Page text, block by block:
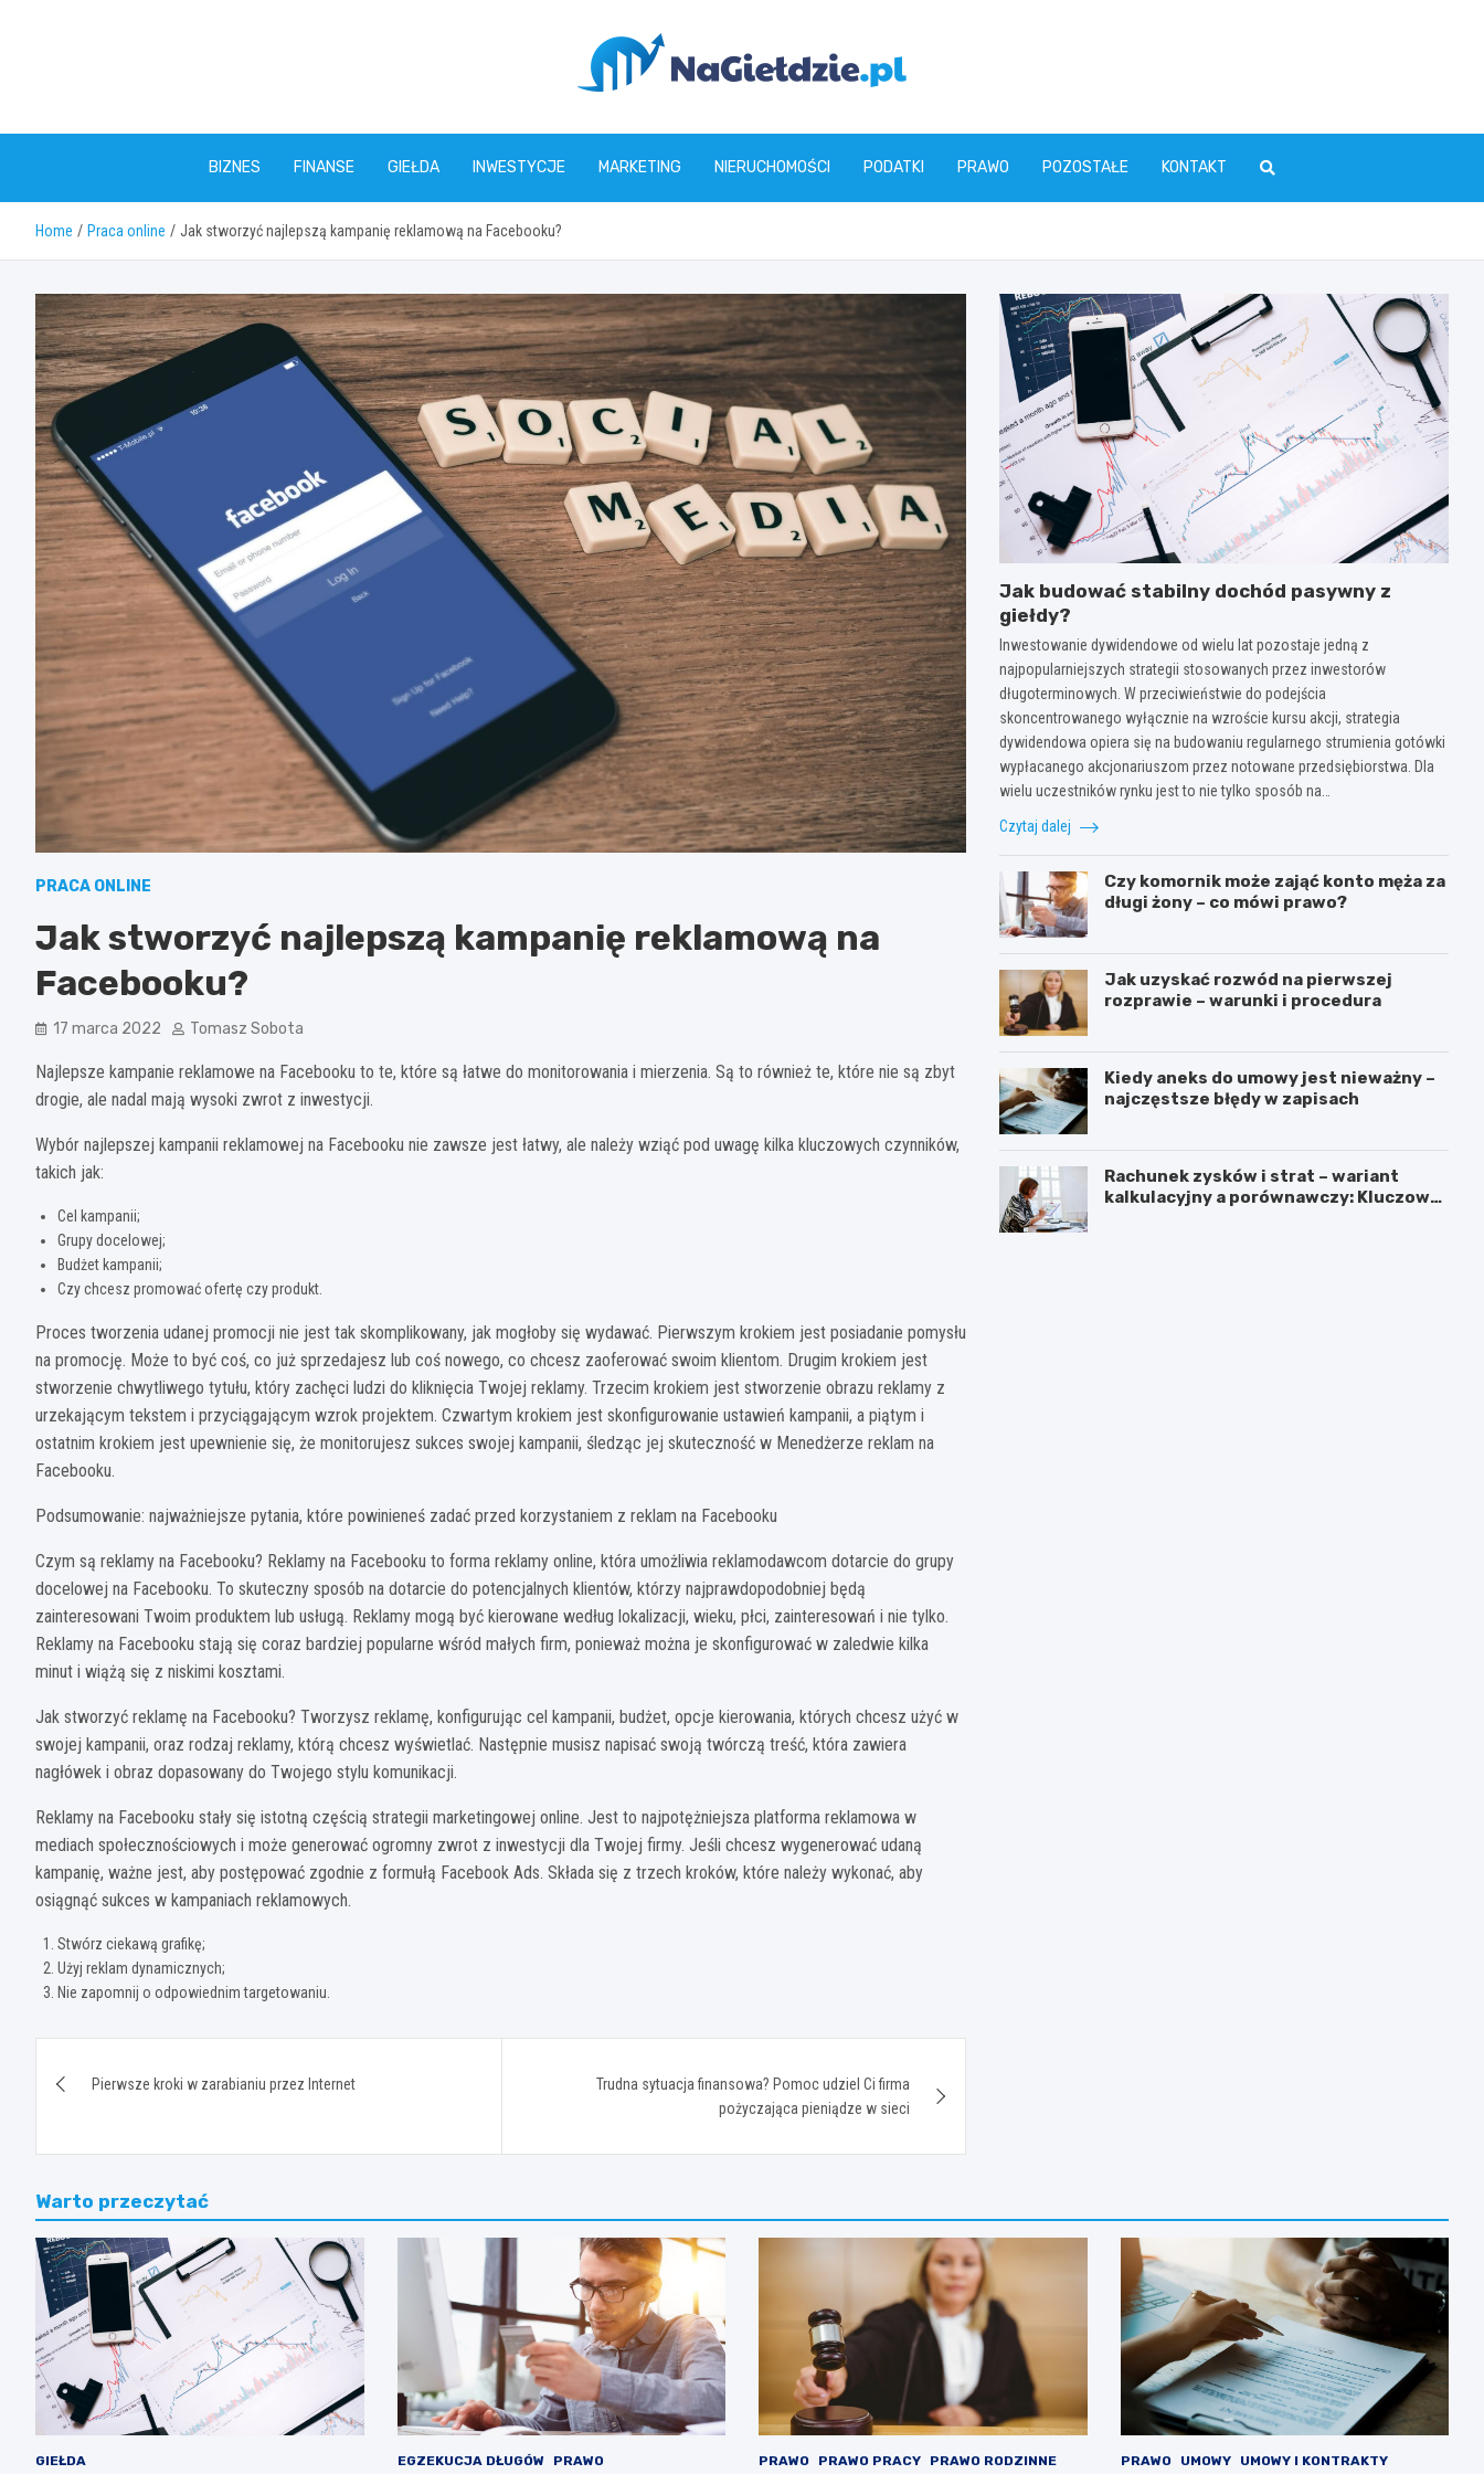
nagieldzie.pl
BIZNES FINANSE GIEŁDA INWESTYCJE MARKETING NIERUCHOMOŚCI PODATKI PRAWO POZOSTAŁE KONTAKT
Home Praca online Jak stworzyć najlepszą kampanię reklamową na Facebooku?
PRACA ONLINE
Jak stworzyć najlepszą kampanię reklamową na
Facebooku?
17 marca 2022 Tomasz Sobota
Najlepsze kampanie reklamowe na Facebooku to te, które są łatwe do monitorowania i mierzenia. Są to również te, które nie są zbyt
drogie, ale nadal mają wysoki zwrot z inwestycji.
Wybór najlepszej kampanii reklamowej na Facebooku nie zawsze jest łatwy, ale należy wziąć pod uwagę kilka kluczowych czynników,
takich jak:
Cel kampanii;
Grupy docelowej;
Budżet kampanii;
Czy chcesz promować ofertę czy produkt.
Proces tworzenia udanej promocji nie jest tak skomplikowany, jak mogłoby się wydawać. Pierwszym krokiem jest posiadanie pomysłu
na promocję. Może to być coś, co już sprzedajesz lub coś nowego, co chcesz zaoferować swoim klientom. Drugim krokiem jest
stworzenie chwytliwego tytułu, który zachęci ludzi do kliknięcia Twojej reklamy. Trzecim krokiem jest stworzenie obrazu reklamy z
urzekającym tekstem i przyciągającym wzrok projektem. Czwartym krokiem jest skonfigurowanie ustawień kampanii, a piątym i
ostatnim krokiem jest upewnienie się, że monitorujesz sukces swojej kampanii, śledząc jej skuteczność w Menedżerze reklam na
Facebooku.
Podsumowanie: najważniejsze pytania, które powinieneś zadać przed korzystaniem z reklam na Facebooku
Czym są reklamy na Facebooku? Reklamy na Facebooku to forma reklamy online, która umożliwia reklamodawcom dotarcie do grupy
docelowej na Facebooku. To skuteczny sposób na dotarcie do potencjalnych klientów, którzy najprawdopodobniej będą
zainteresowani Twoim produktem lub usługą. Reklamy mogą być kierowane według lokalizacji, wieku, płci, zainteresowań i nie tylko.
Reklamy na Facebooku stają się coraz bardziej popularne wśród małych firm, ponieważ można je skonfigurować w zaledwie kilka
minut i wiążą się z niskimi kosztami.
Jak stworzyć reklamę na Facebooku? Tworzysz reklamę, konfigurując cel kampanii, budżet, opcje kierowania, których chcesz użyć w
swojej kampanii, oraz rodzaj reklamy, którą chcesz wyświetlać. Następnie musisz napisać swoją twórczą treść, która zawiera
nagłówek i obraz dopasowany do Twojego stylu komunikacji.
Reklamy na Facebooku stały się istotną częścią strategii marketingowej online. Jest to najpotężniejsza platforma reklamowa w
mediach społecznościowych i może generować ogromny zwrot z inwestycji dla Twojej firmy. Jeśli chcesz wygenerować udaną
kampanię, ważne jest, aby postępować zgodnie z formułą Facebook Ads. Składa się z trzech kroków, które należy wykonać, aby
osiągnąć sukces w kampaniach reklamowych.
Stwórz ciekawą grafikę;
Użyj reklam dynamicznych;
Nie zapomnij o odpowiednim targetowaniu.
wpisuPierwsze kroki w zarabianiu przez Internet
Trudna sytuacja finansowa? Pomoc udziel Ci firma
pożyczająca pieniądze w sieci
Jak budować stabilny dochód pasywny z
giełdy?
Inwestowanie dywidendowe od wielu lat pozostaje jedną z
najpopularniejszych strategii stosowanych przez inwestorów
długoterminowych. W przeciwieństwie do podejścia
skoncentrowanego wyłącznie na wzroście kursu akcji, strategia
dywidendowa opiera się na budowaniu regularnego strumienia gotówki
wypłacanego akcjonariuszom przez notowane przedsiębiorstwa. Dla
wielu uczestników rynku jest to nie tylko sposób na…
Czytaj dalej
Czy komornik może zająć konto męża za
długi żony – co mówi prawo?
Jak uzyskać rozwód na pierwszej
rozprawie – warunki i procedura
Kiedy aneks do umowy jest nieważny –
najczęstsze błędy w zapisach
Rachunek zysków i strat – wariant
kalkulacyjny a porównawczy: Kluczowe
Warto przeczytać
GIEŁDA EGZEKUCJA DŁUGÓW
PRAWO
PRAWO PRAWO PRACY
PRAWO RODZINNE
PRAWO UMOWY UMOWY I KONTRAKTY